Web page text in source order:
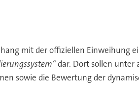
mit der offiziellen Einweihung
dar. Dort sollen unter
sowie die Bewertung der